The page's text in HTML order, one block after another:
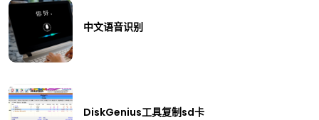
中文语音识别
DiskGenius工具复制sd卡